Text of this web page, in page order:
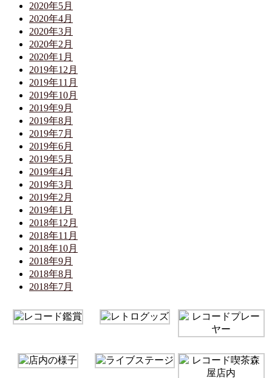
2020年5月
2020年4月
2020年3月
2020年2月
2020年1月
2019年12月
2019年11月
2019年10月
2019年9月
2019年8月
2019年7月
2019年6月
2019年5月
2019年4月
2019年3月
2019年2月
2019年1月
2018年12月
2018年11月
2018年10月
2018年9月
2018年8月
2018年7月